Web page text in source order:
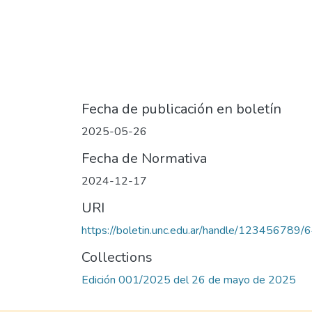
Fecha de publicación en boletín
2025-05-26
Fecha de Normativa
2024-12-17
URI
https://boletin.unc.edu.ar/handle/123456789/
Collections
Edición 001/2025 del 26 de mayo de 2025